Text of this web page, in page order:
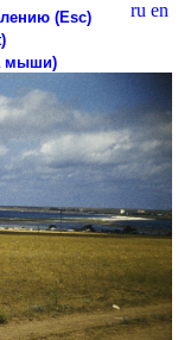
ru en
(Esc)
мыши)